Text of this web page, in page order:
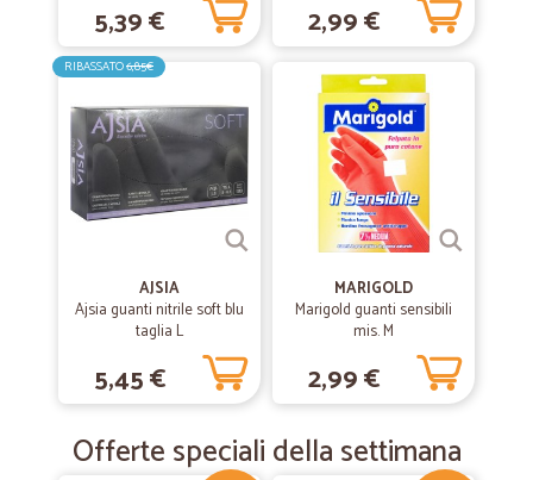
5,39 € 2,99 €
RIBASSATO6,85€
AJSIA
Ajsia guanti nitrile soft blu
taglia L
5,45 €
MARIGOLD
Marigold guanti sensibili
mis. M
2,99 €
Offerte speciali della settimana